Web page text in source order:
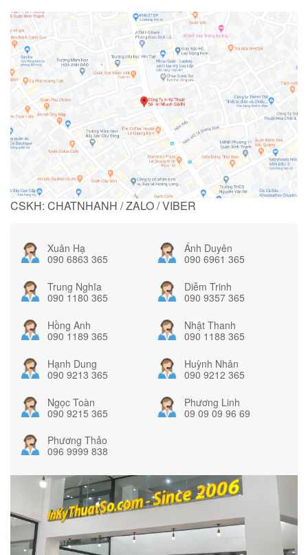
CSKH: CHATNHANH / ZALO / VIBER
Xuân Hạ
090 6863 365
Ánh Duyên
090 6961 365
Trung Nghĩa
090 1180 365
Diễm Trinh
090 9357 365
Hồng Anh
090 1189 365
Nhật Thanh
090 1188 365
Hạnh Dung
090 9213 365
Huỳnh Nhân
090 9212 365
Ngọc Toàn
090 9215 365
Phương Linh
09 09 09 96 69
Phương Thảo
096 9999 838